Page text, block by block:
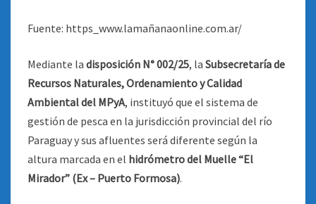
Fuente: https_www.lamañanaonline.com.ar/
Mediante la disposición N° 002/25, la Subsecretaría de
Recursos Naturales, Ordenamiento y Calidad
Ambiental del MPyA, instituyó que el sistema de
gestión de pesca en la jurisdicción provincial del río
Paraguay y sus afluentes será diferente según la
altura marcada en el hidrómetro del Muelle “El
Mirador” (Ex – Puerto Formosa).